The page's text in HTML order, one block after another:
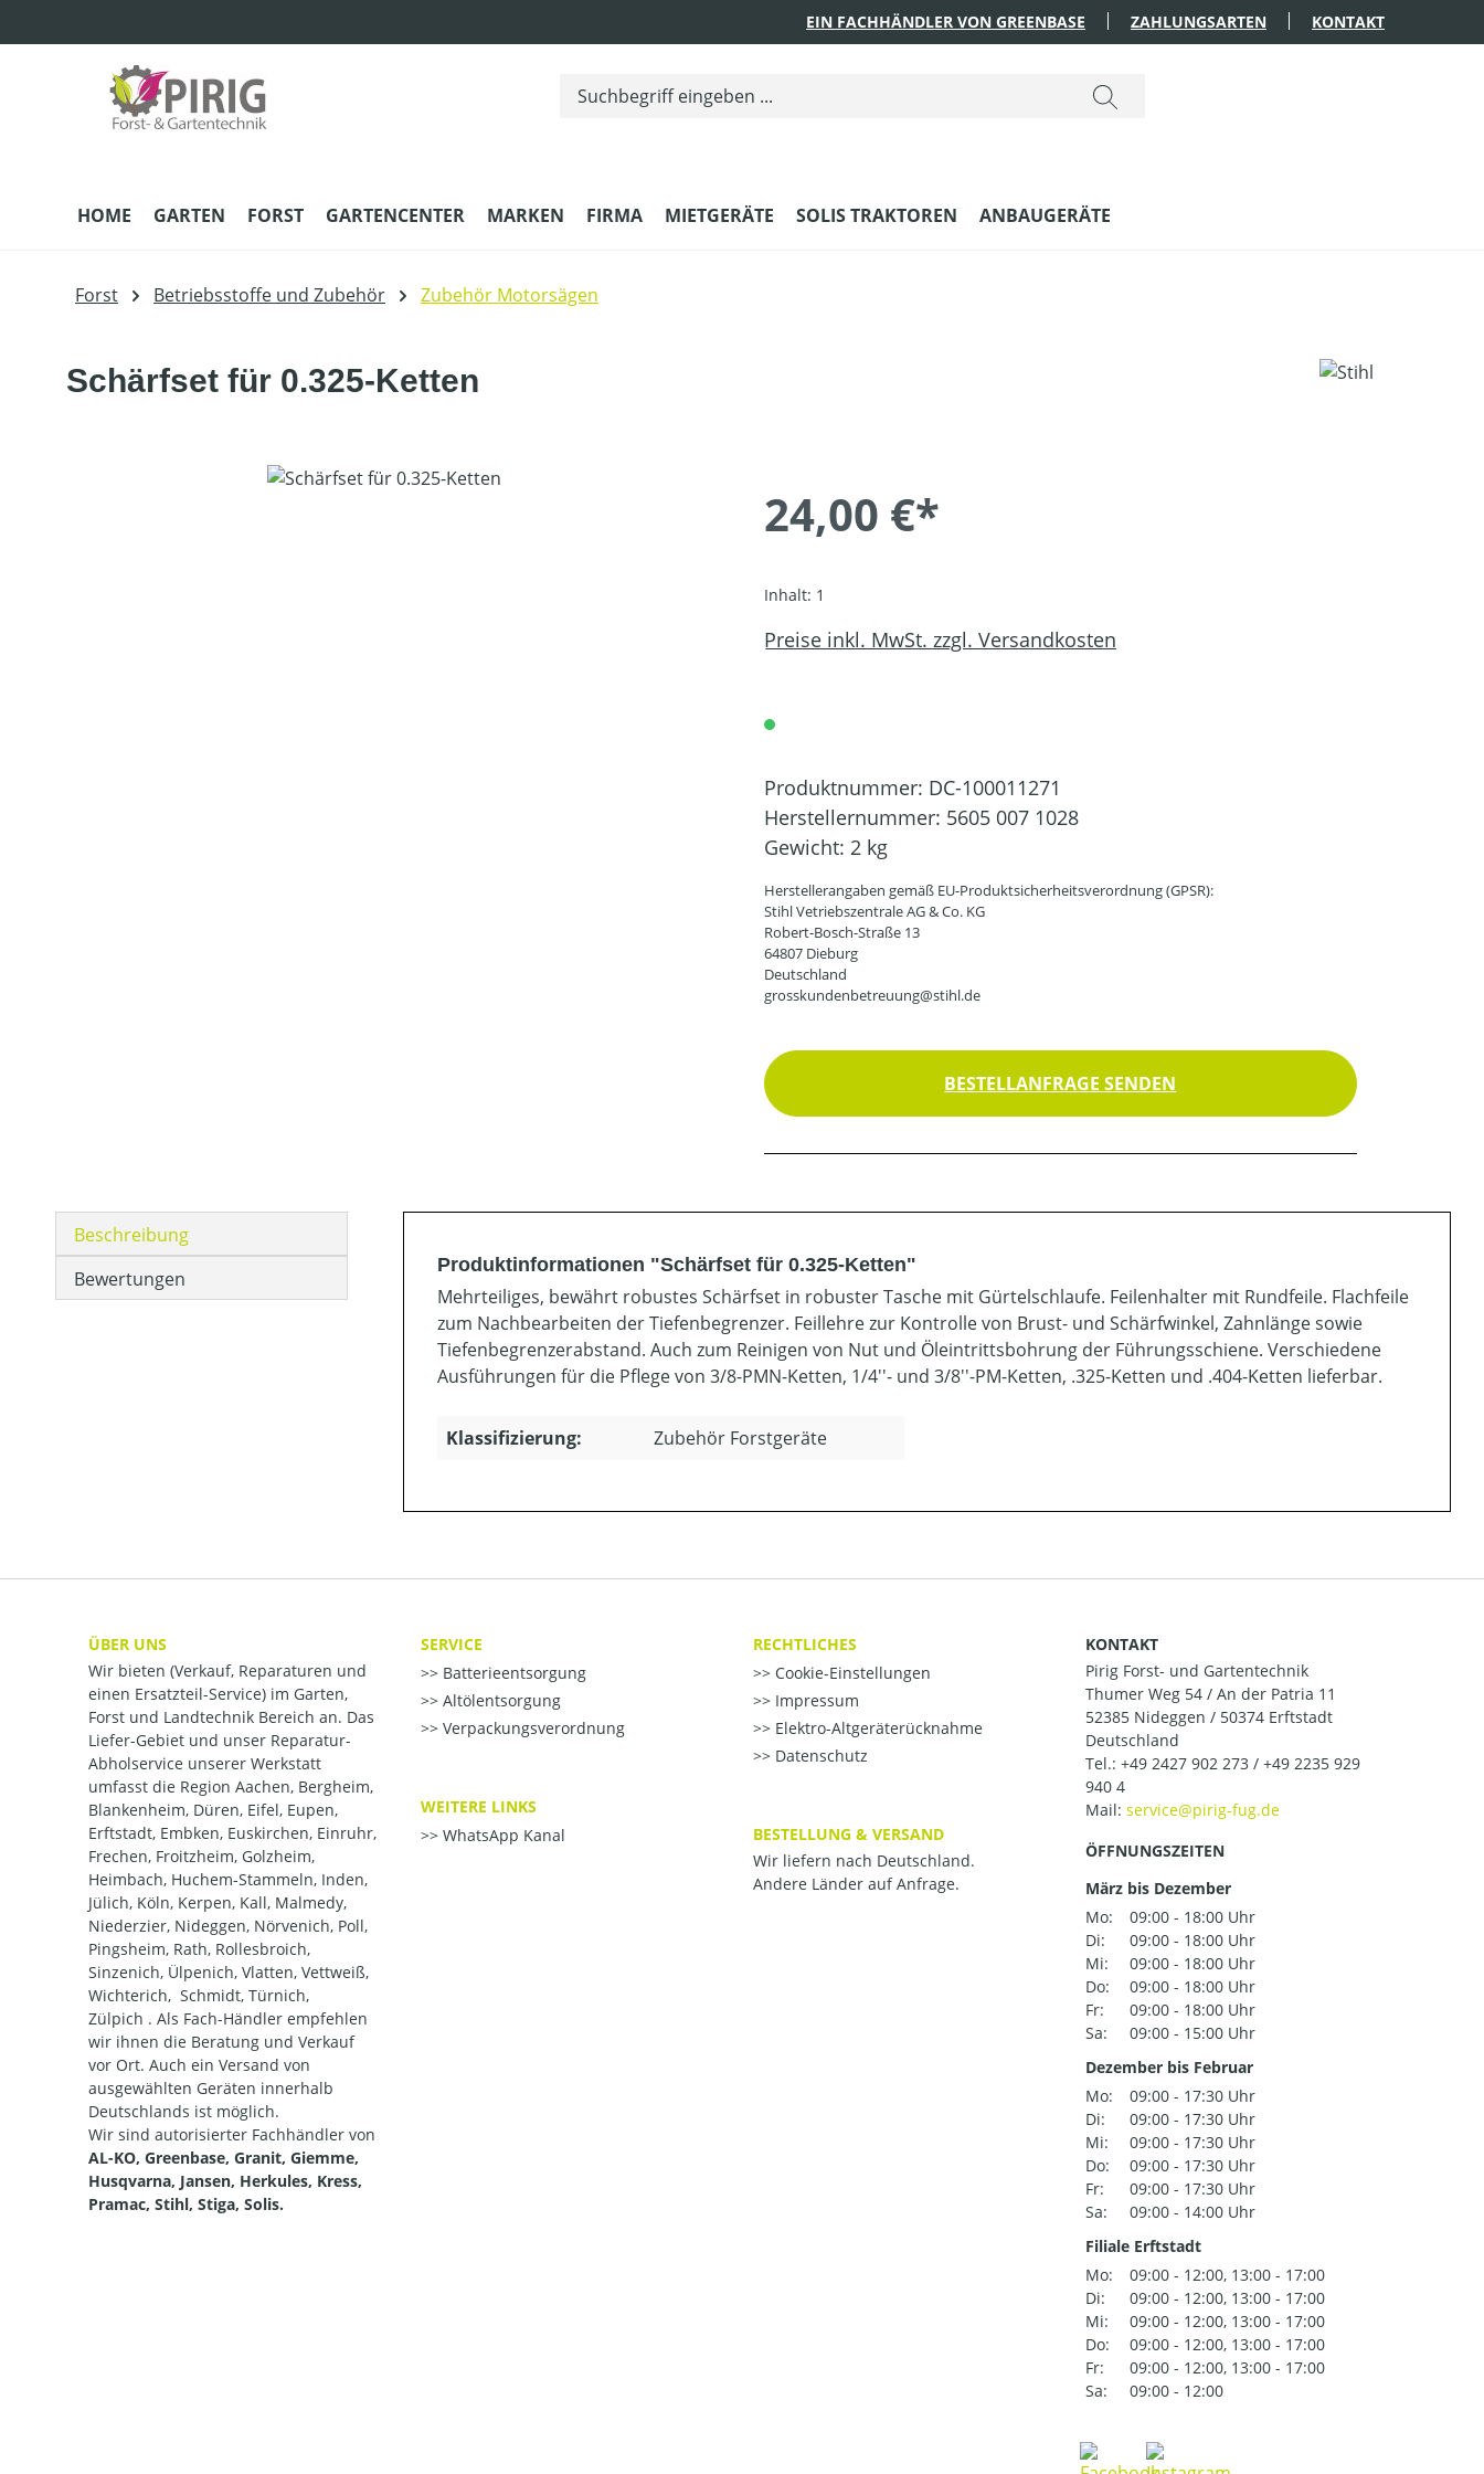
EIN FACHHÄNDLER VON GREENBASE ZAHLUNGSARTEN KONTAKT
HOME GARTEN FORST GARTENCENTER MARKEN FIRMA MIETGERÄTE SOLIS TRAKTOREN ANBAUGERÄTE
Forst Betriebsstoffe und Zubehör Zubehör Motorsägen
Schärfset für 0.325-Ketten
Bildergalerie überspringen
24,00 €*
Inhalt: 1
Preise inkl. MwSt. zzgl. Versandkosten
Produktnummer: DC-100011271
Herstellernummer: 5605 007 1028
Gewicht: 2 kg
Herstellerangaben gemäß EU-Produktsicherheitsverordnung (GPSR):
Stihl Vetriebszentrale AG & Co. KG
Robert-Bosch-Straße 13
64807 Dieburg
Deutschland
grosskundenbetreuung@stihl.de
BESTELLANFRAGE SENDEN
Beschreibung
Bewertungen
Produktinformationen "Schärfset für 0.325-Ketten"
Mehrteiliges, bewährt robustes Schärfset in robuster Tasche mit Gürtelschlaufe. Feilenhalter mit Rundfeile. Flachfeile
zum Nachbearbeiten der Tiefenbegrenzer. Feillehre zur Kontrolle von Brust- und Schärfwinkel, Zahnlänge sowie
Tiefenbegrenzerabstand. Auch zum Reinigen von Nut und Öleintrittsbohrung der Führungsschiene. Verschiedene
Ausführungen für die Pflege von 3/8-PMN-Ketten, 1/4''- und 3/8''-PM-Ketten, .325-Ketten und .404-Ketten lieferbar.
Klassifizierung: Zubehör Forstgeräte
ÜBER UNS
Wir bieten (Verkauf, Reparaturen und
einen Ersatzteil-Service) im Garten,
Forst und Landtechnik Bereich an. Das
Liefer-Gebiet und unser Reparatur-
Abholservice unserer Werkstatt
umfasst die Region Aachen, Bergheim,
Blankenheim, Düren, Eifel, Eupen,
Erftstadt, Embken, Euskirchen, Einruhr,
Frechen, Froitzheim, Golzheim,
Heimbach, Huchem-Stammeln, Inden,
Jülich, Köln, Kerpen, Kall, Malmedy,
Niederzier, Nideggen, Nörvenich, Poll,
Pingsheim, Rath, Rollesbroich,
Sinzenich, Ülpenich, Vlatten, Vettweiß,
Wichterich, Schmidt, Türnich,
Zülpich . Als Fach-Händler empfehlen
wir ihnen die Beratung und Verkauf
vor Ort. Auch ein Versand von
ausgewählten Geräten innerhalb
Deutschlands ist möglich.
Wir sind autorisierter Fachhändler von
AL-KO, Greenbase, Granit, Giemme,
Husqvarna, Jansen, Herkules, Kress,
Pramac, Stihl, Stiga, Solis.
SERVICE
Batterieentsorgung
Altölentsorgung
Verpackungsverordnung
WEITERE LINKS
WhatsApp Kanal
RECHTLICHES
Cookie-Einstellungen
Impressum
Elektro-Altgeräterücknahme
Datenschutz
BESTELLUNG & VERSAND
Wir liefern nach Deutschland.
Andere Länder auf Anfrage.
KONTAKT
Pirig Forst- und Gartentechnik
Thumer Weg 54 / An der Patria 11
52385 Nideggen / 50374 Erftstadt
Deutschland
Tel.: +49 2427 902 273 / +49 2235 929
940 4
Mail:
ÖFFNUNGSZEITEN
März bis Dezember
Mo:
09:00 - 18:00 Uhr
Di:
09:00 - 18:00 Uhr
Mi:
09:00 - 18:00 Uhr
Do:
09:00 - 18:00 Uhr
Fr:
09:00 - 18:00 Uhr
Sa:
09:00 - 15:00 Uhr
Dezember bis Februar
Mo:
09:00 - 17:30 Uhr
Di:
09:00 - 17:30 Uhr
Mi:
09:00 - 17:30 Uhr
Do:
09:00 - 17:30 Uhr
Fr:
09:00 - 17:30 Uhr
Sa:
09:00 - 14:00 Uhr
Filiale Erftstadt
Mo:
09:00 - 12:00, 13:00 - 17:00
Di:
09:00 - 12:00, 13:00 - 17:00
Mi:
09:00 - 12:00, 13:00 - 17:00
Do:
09:00 - 12:00, 13:00 - 17:00
Fr:
09:00 - 12:00, 13:00 - 17:00
Sa:
09:00 - 12:00